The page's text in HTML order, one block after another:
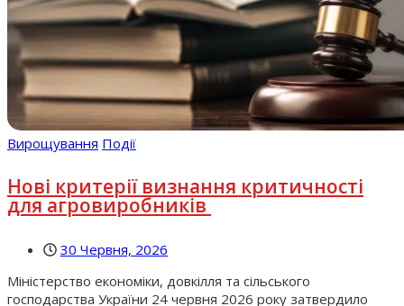
Вирощування Події
Нові критерії визнання критичності
для агровиробників
30 Червня, 2026
Міністерство економіки, довкілля та сільського
господарства України 24 червня 2026 року затвердило